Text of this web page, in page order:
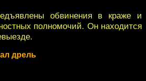
обвинения в краже и
полномочий. Он находится
дрель